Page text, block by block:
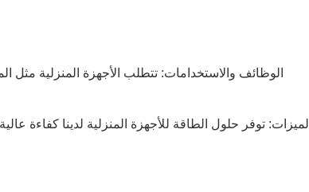
الوظائف والاستخدامات: تتطلب الأجهزة المنزلية مثل
الميزات: توفر حلول الطاقة للأجهزة المنزلية لدينا كفاءة